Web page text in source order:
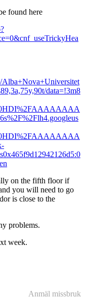
found here
Alba+Nova+Universitet
data=!3m8
on the fifth floor if
you will need to go
is close to the
problems.
week.
Anmäl missbruk